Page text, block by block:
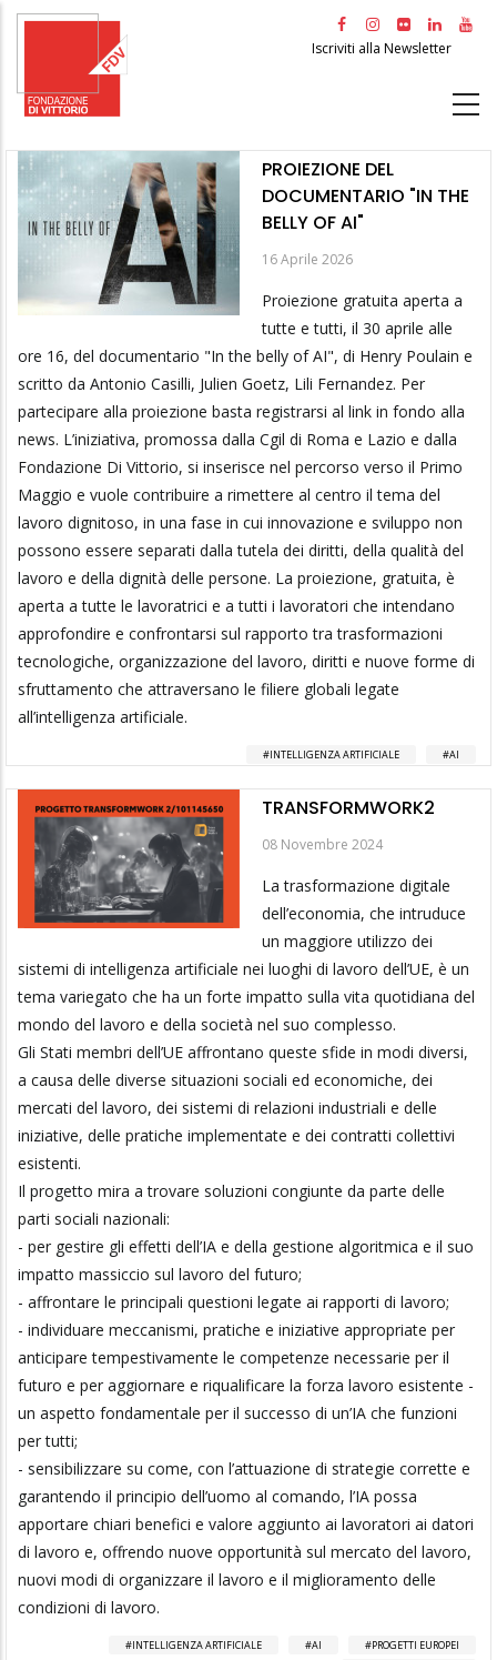
Salta
principale
Iscriviti alla Newsletter
PROIEZIONE DEL
DOCUMENTARIO "IN THE
BELLY OF AI"
16 Aprile 2026
Proiezione gratuita aperta a
tutte e tutti, il 30 aprile alle
ore 16, del documentario "In the belly of AI", di Henry Poulain e
scritto da Antonio Casilli, Julien Goetz, Lili Fernandez. Per
partecipare alla proiezione basta registrarsi al link in fondo alla
news. L’iniziativa, promossa dalla Cgil di Roma e Lazio e dalla
Fondazione Di Vittorio, si inserisce nel percorso verso il Primo
Maggio e vuole contribuire a rimettere al centro il tema del
lavoro dignitoso, in una fase in cui innovazione e sviluppo non
possono essere separati dalla tutela dei diritti, della qualità del
lavoro e della dignità delle persone. La proiezione, gratuita, è
aperta a tutte le lavoratrici e a tutti i lavoratori che intendano
approfondire e confrontarsi sul rapporto tra trasformazioni
tecnologiche, organizzazione del lavoro, diritti e nuove forme di
sfruttamento che attraversano le filiere globali legate
all’intelligenza artificiale.
INTELLIGENZA ARTIFICIALE AI
TRANSFORMWORK2
08 Novembre 2024
La trasformazione digitale
dell’economia, che intruduce
un maggiore utilizzo dei
sistemi di intelligenza artificiale nei luoghi di lavoro dell’UE, è un
tema variegato che ha un forte impatto sulla vita quotidiana del
mondo del lavoro e della società nel suo complesso.
Gli Stati membri dell’UE affrontano queste sfide in modi diversi,
a causa delle diverse situazioni sociali ed economiche, dei
mercati del lavoro, dei sistemi di relazioni industriali e delle
iniziative, delle pratiche implementate e dei contratti collettivi
esistenti.
Il progetto mira a trovare soluzioni congiunte da parte delle
parti sociali nazionali:
- per gestire gli effetti dell’IA e della gestione algoritmica e il suo
impatto massiccio sul lavoro del futuro;
- affrontare le principali questioni legate ai rapporti di lavoro;
- individuare meccanismi, pratiche e iniziative appropriate per
anticipare tempestivamente le competenze necessarie per il
futuro e per aggiornare e riqualificare la forza lavoro esistente -
un aspetto fondamentale per il successo di un’IA che funzioni
per tutti;
- sensibilizzare su come, con l’attuazione di strategie corrette e
garantendo il principio dell’uomo al comando, l’IA possa
apportare chiari benefici e valore aggiunto ai lavoratori ai datori
di lavoro e, offrendo nuove opportunità sul mercato del lavoro,
nuovi modi di organizzare il lavoro e il miglioramento delle
condizioni di lavoro.
INTELLIGENZA ARTIFICIALE AI
PROGETTI EUROPEI